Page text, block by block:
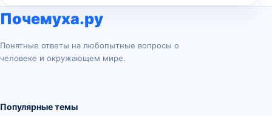
Почемуха.ру
Понятные ответы на любопытные вопросы о
человеке и окружающем мире.
Популярные темы